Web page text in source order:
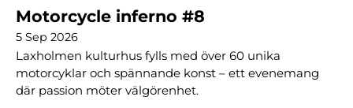
Motorcycle inferno #8
5 Sep 2026
Laxholmen kulturhus fylls med över 60 unika
motorcyklar och spännande konst – ett evenemang
där passion möter välgörenhet.